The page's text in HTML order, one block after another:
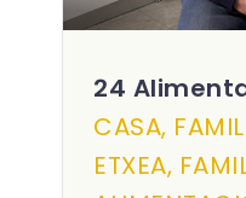
24
CASA,
ETXEA,